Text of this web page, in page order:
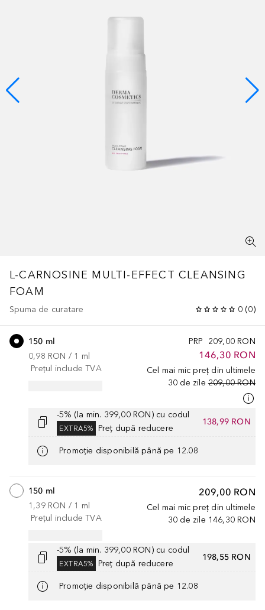
L-CARNOSINE MULTI-EFFECT CLEANSING
FOAM
Spuma de curatare 0 (0)
PRP 209,00 RON
146,30 RON
Cel mai mic preț din ultimele
30 de zile 209,00 RON
150 ml
0,98 RON / 1 ml
Prețul include TVA
-5% (la min. 399,00 RON) cu codul
EXTRA5% Preț după reducere
138,99 RON
Promoție disponibilă până pe 12.08
209,00 RON
Cel mai mic preț din ultimele
30 de zile 146,30 RON
150 ml
1,39 RON / 1 ml
Prețul include TVA
-5% (la min. 399,00 RON) cu codul
EXTRA5% Preț după reducere
198,55 RON
Promoție disponibilă până pe 12.08